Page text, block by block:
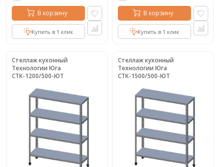
В корзину
Купить в 1 клик
В корзину
Купить в 1 клик
Стеллаж кухонный
Технологии Юга
СТК-1200/500-ЮТ
Стеллаж кухонный
Технологии Юга
СТК-1500/500-ЮТ